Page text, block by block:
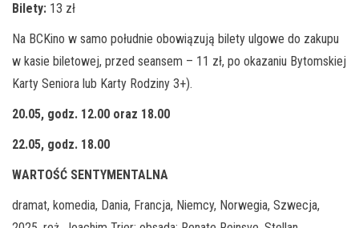
Bilety: 13 zł
Na BCKino w samo południe obowiązują bilety ulgowe do zakupu
w kasie biletowej, przed seansem – 11 zł, po okazaniu Bytomskiej
Karty Seniora lub Karty Rodziny 3+).
20.05, godz. 12.00 oraz 18.00
22.05, godz. 18.00
WARTOŚĆ SENTYMENTALNA
dramat, komedia, Dania, Francja, Niemcy, Norwegia, Szwecja,